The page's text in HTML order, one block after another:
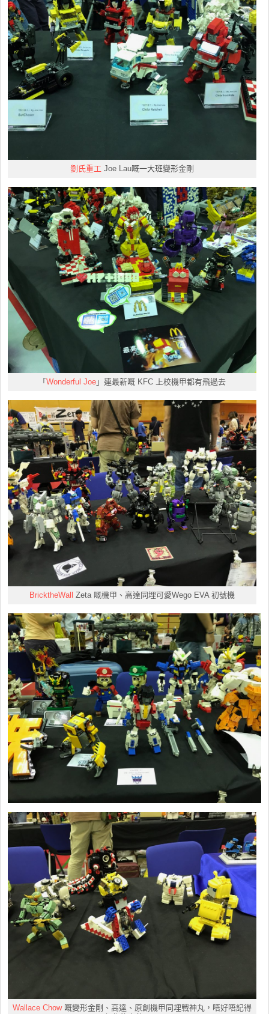
劉氏重工 Joe Lau嘅一大班變形金剛
「Wonderful Joe」連最新嘅 KFC 上校機甲都有飛過去
BricktheWall Zeta 嘅機甲、高達同埋可愛Wego EVA 初號機
Wallace Chow嘅變形金剛、高達、原創機甲同埋戰神丸，唔好唔記得